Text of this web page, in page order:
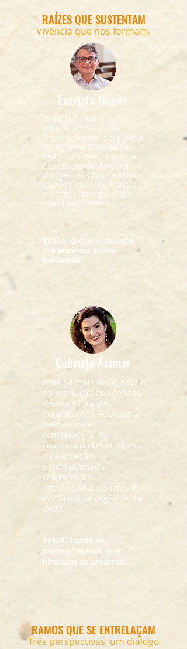
RAÍZES QUE SUSTENTAM
Vivência que nos formam.
Evaristo Nunes
Graduado em direito,
mestre em relações
internacionais. Sergipano
do agreste, filho de Seu
Evaristo e Dona Jovelina.
Esposo de Helda e pai
dos gêmeos Davi e Maria.
Capoeirista. Vice Consul
no consulado geral do
Brasil em Genebra.
TEMA: O que o mundo
me ensinou sobre
pertencer
Gabriela Assmar
Atua há mais de 30 anos
na resolução de conflitos,
dentro e fora das
organizações. Advogada,
mediadora e
consteladora. Foi
coautora da Lei Brasileira
de Mediação.
É mediadora da
Organização
Internacional do Trabalho
em Genebra - agência da
ONU.
TEMA: Laços de
pertencimento que
libertam as amarras
RAMOS QUE SE ENTRELAÇAM
Três perspectivas, um diálogo